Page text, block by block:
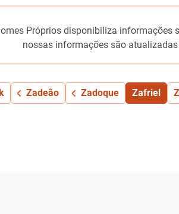
Próprios disponibiliza informações
nossas informações são
Zadeão Zadoque Zafriel